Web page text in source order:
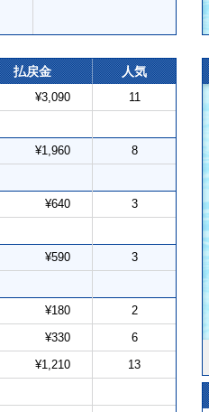
払戻金 人気
¥3,090 11
¥1,960 8
¥640 3
¥590 3
¥180 2
¥330 6
¥1,210 13